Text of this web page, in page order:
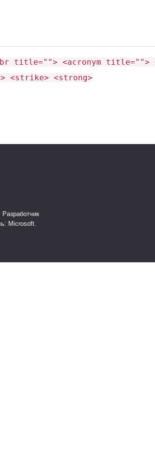
title=""> <acronym title="">
<strike> <strong>
Microsoft.